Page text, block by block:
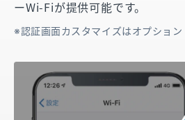
ーWi-Fiが提供可能です。
認証画面カスタマイズはオプショ